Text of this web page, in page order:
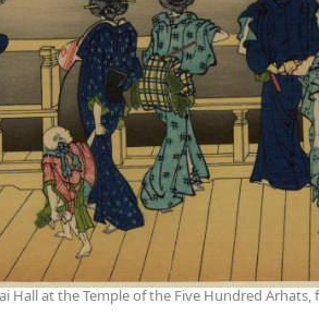
Hall at the Temple of the Five Hundred